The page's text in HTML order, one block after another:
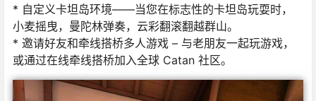
* 自定义卡坦岛环境——当您在标志性的卡坦岛玩耍时，
小麦摇曳，曼陀林弹奏，云彩翻滚翻越群山。
* 邀请好友和牵线搭桥多人游戏 – 与老朋友一起玩游戏，
或通过在线牵线搭桥加入全​​球 Catan 社区。